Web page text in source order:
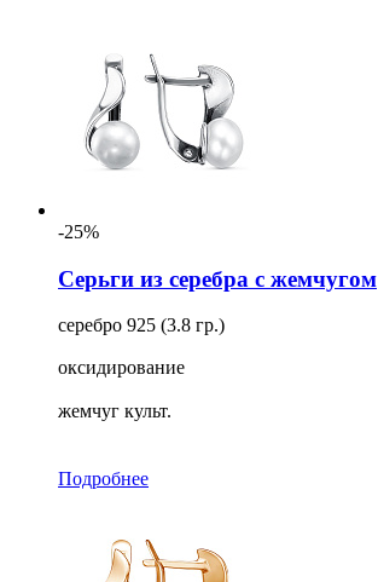
-25%
Серьги из серебра с жемчугом
серебро 925 (3.8 гр.)
оксидирование
жемчуг культ.
Подробнее